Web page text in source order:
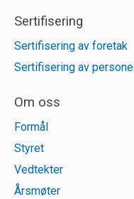
Sertifisering
Sertifisering av foretak
Sertifisering av personell
Om oss
Formål
Styret
Vedtekter
Årsmøter